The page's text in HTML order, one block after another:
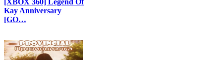
[XBOX 360] Legend Of
Kay Anniversary
[GO…